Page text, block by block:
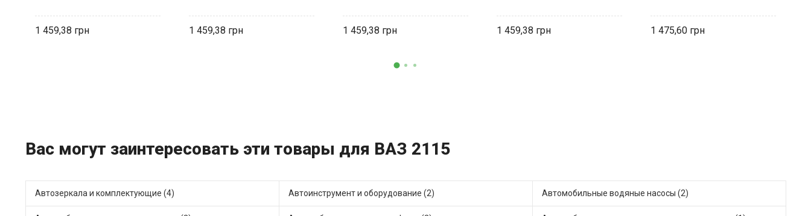
1 459,38 1 459,38 1 459,38 1 459,38 1 475,60
Вас могут заинтересовать эти товары для ВАЗ 2115
Автозеркала и комплектующие (4) Автоинструмент и оборудование (2) Автомобильные водяные насосы (2)